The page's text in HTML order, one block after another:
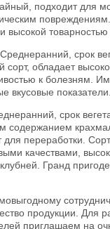
подходит для
высокой товарностью
срок
сорт, обладает
к болезням.
вкусовые показатели.
срок
содержанием
переработки.
качествами,
Гранд
продукции. Для
приглашаем на